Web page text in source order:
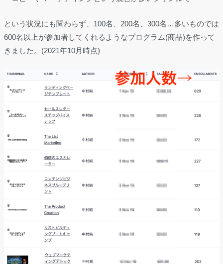
という状況にも関わらず、100名、200名、300名…多いものでは
600名以上が参加者してくれるようなプログラム(商品)を作って
きました。(2021年10月時点)